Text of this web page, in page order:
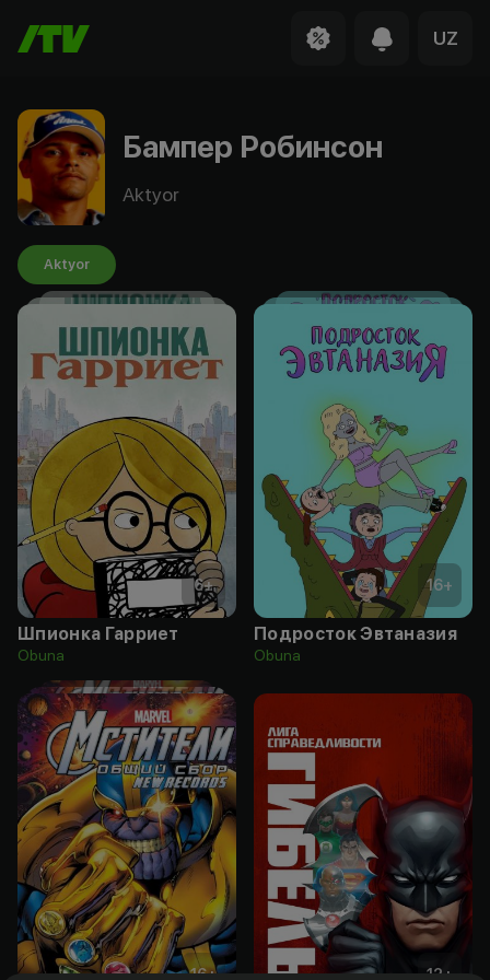
UZ
Бампер Робинсон
Aktyor
Aktyor
6+
Шпионка Гарриет
Obuna
16+
Подросток Эвтаназия
Obuna
16+ 12 +